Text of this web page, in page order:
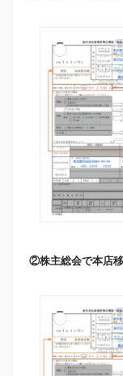
②株主総会で本店